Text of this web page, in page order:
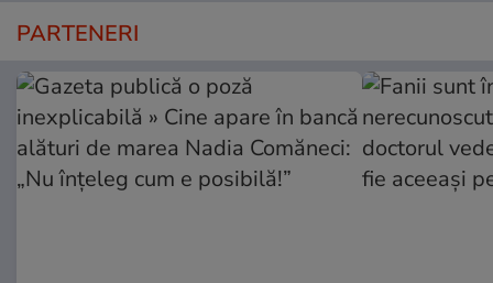
PARTENERI